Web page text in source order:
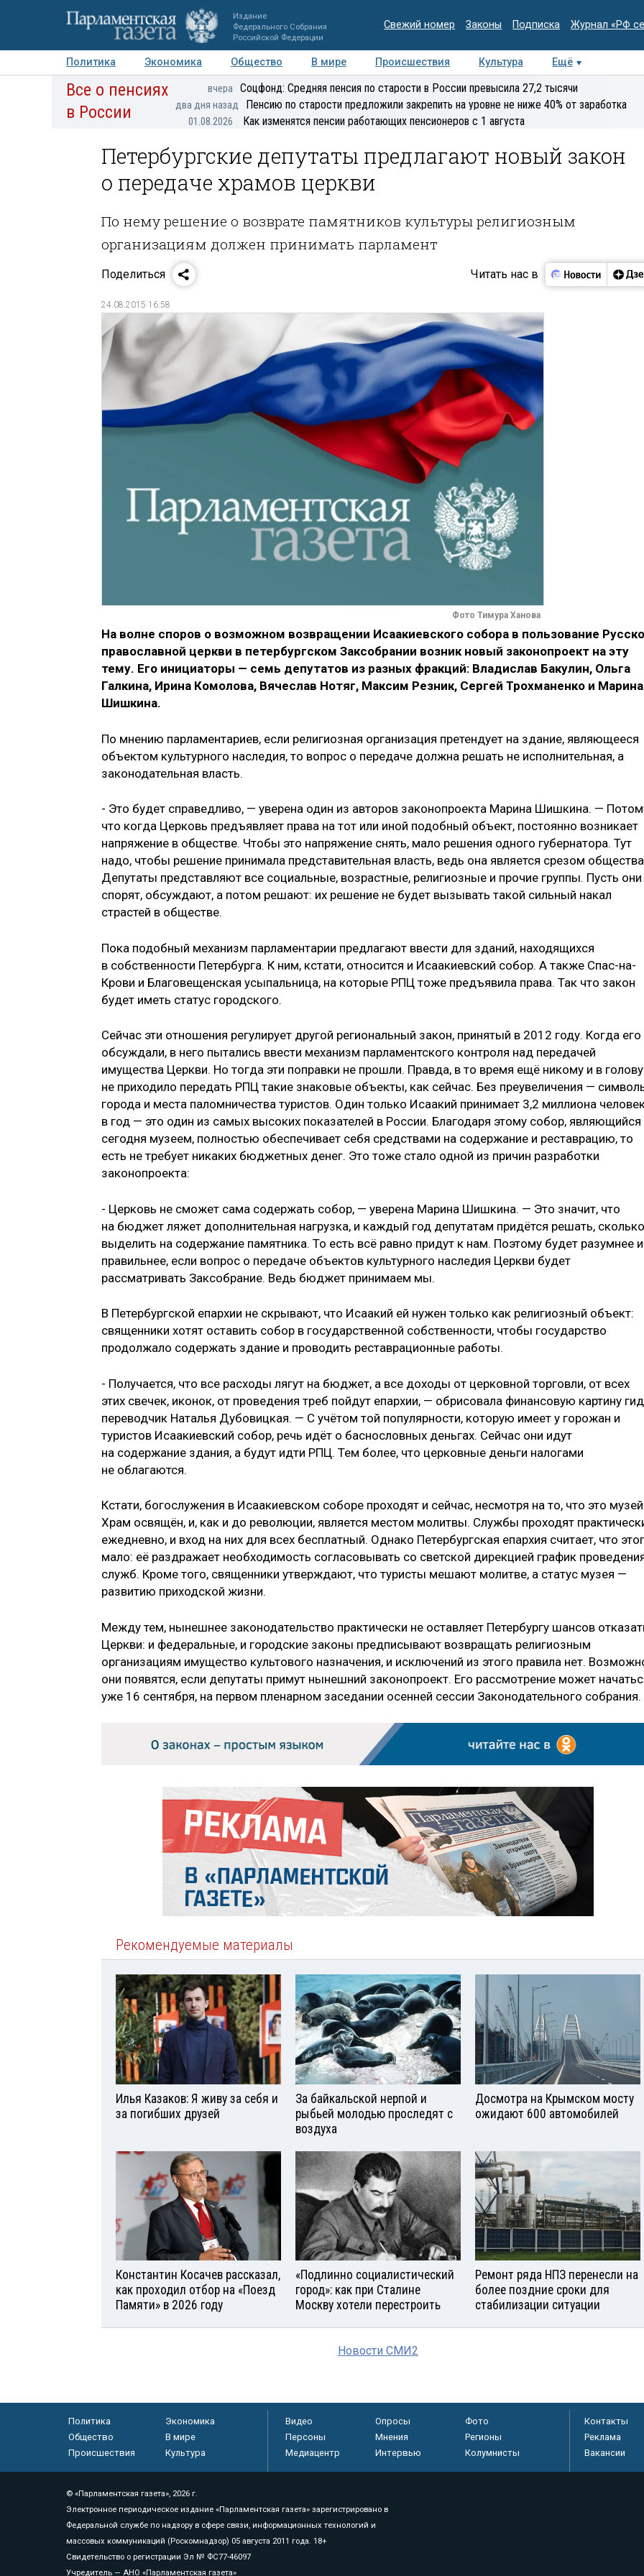
Издание
Федерального Собрания
Российской Федерации
Свежий номер Законы Подписка Журнал «РФ
Политика Экономика Общество В мире Происшествия Культура Ещё
Авторы Персоны Мнения Регионы Медиацентр Интервью Колумнисты
Все о пенсиях
в России
вчера Соцфонд: Средняя пенсия по старости в России превысила 27,2 тысячи
два дня назад Пенсию по старости предложили закрепить на уровне не ниже 40% от заработка
01.08.2026 Как изменятся пенсии работающих пенсионеров с 1 августа
Петербургские депутаты предлагают новый закон
о передаче храмов церкви
По нему решение о возврате памятников культуры религиозным
организациям должен принимать парламент
Поделиться Читать нас в
24.08.2015 16:58
Фото Тимура Ханова
На волне споров о возможном возвращении Исаакиевского собора в пользование
православной церкви в петербургском Заксобрании возник новый законопроект на эту
тему. Его инициаторы — семь депутатов из разных фракций: Владислав Бакулин, Ольга
Галкина, Ирина Комолова, Вячеслав Нотяг, Максим Резник, Сергей Трохманенко и Марина
Шишкина.
По мнению парламентариев, если религиозная организация претендует на здание, являющееся
объектом культурного наследия, то вопрос о передаче должна решать не исполнительная, а
законодательная власть.
- Это будет справедливо, — уверена один из авторов законопроекта Марина Шишкина. —
что когда Церковь предъявляет права на тот или иной подобный объект, постоянно возникает
напряжение в обществе. Чтобы это напряжение снять, мало решения одного губернатора. Тут
надо, чтобы решение принимала представительная власть, ведь она является срезом
Депутаты представляют все социальные, возрастные, религиозные и прочие группы. Пусть они
спорят, обсуждают, а потом решают: их решение не будет вызывать такой сильный накал
страстей в обществе.
Пока подобный механизм парламентарии предлагают ввести для зданий, находящихся
в собственности Петербурга. К ним, кстати, относится и Исаакиевский собор. А также Спас-на-
Крови и Благовещенская усыпальница, на которые РПЦ тоже предъявила права. Так что закон
будет иметь статус городского.
Сейчас эти отношения регулирует другой региональный закон, принятый в 2012 году. Когда его
обсуждали, в него пытались ввести механизм парламентского контроля над передачей
имущества Церкви. Но тогда эти поправки не прошли. Правда, в то время ещё никому и в голову
не приходило передать РПЦ такие знаковые объекты, как сейчас. Без преувеличения —
города и места паломничества туристов. Один только Исаакий принимает 3,2 миллиона
в год — это один из самых высоких показателей в России. Благодаря этому собор, являющийся
сегодня музеем, полностью обеспечивает себя средствами на содержание и реставрацию, то
есть не требует никаких бюджетных денег. Это тоже стало одной из причин разработки
законопроекта:
- Церковь не сможет сама содержать собор, — уверена Марина Шишкина. — Это значит, что
на бюджет ляжет дополнительная нагрузка, и каждый год депутатам придётся решать, сколько
выделить на содержание памятника. То есть всё равно придут к нам. Поэтому будет разумнее и
правильнее, если вопрос о передаче объектов культурного наследия Церкви будет
рассматривать Заксобрание. Ведь бюджет принимаем мы.
В Петербургской епархии не скрывают, что Исаакий ей нужен только как религиозный объект:
священники хотят оставить собор в государственной собственности, чтобы государство
продолжало содержать здание и проводить реставрационные работы.
- Получается, что все расходы лягут на бюджет, а все доходы от церковной торговли, от всех
этих свечек, иконок, от проведения треб пойдут епархии, — обрисовала финансовую картину
переводчик Наталья Дубовицкая. — С учётом той популярности, которую имеет у горожан и
туристов Исаакиевский собор, речь идёт о баснословных деньгах. Сейчас они идут
на содержание здания, а будут идти РПЦ. Тем более, что церковные деньги налогами
не облагаются.
Кстати, богослужения в Исаакиевском соборе проходят и сейчас, несмотря на то, что это
Храм освящён, и, как и до революции, является местом молитвы. Службы проходят
ежедневно, и вход на них для всех бесплатный. Однако Петербургская епархия считает, что
мало: её раздражает необходимость согласовывать со светской дирекцией график
служб. Кроме того, священники утверждают, что туристы мешают молитве, а статус музея —
развитию приходской жизни.
Между тем, нынешнее законодательство практически не оставляет Петербургу шансов
Церкви: и федеральные, и городские законы предписывают возвращать религиозным
организациям имущество культового назначения, и исключений из этого правила нет.
они появятся, если депутаты примут нынешний законопроект. Его рассмотрение может
уже 16 сентября, на первом пленарном заседании осенней сессии Законодательного собрания.
Рекомендуемые материалы
Илья Казаков: Я живу за себя и
за погибших друзей
За байкальской нерпой и
рыбьей молодью проследят с
воздуха
Досмотра на Крымском мосту
ожидают 600 автомобилей
Константин Косачев рассказал,
как проходил отбор на «Поезд
Памяти» в 2026 году
«Подлинно социалистический
город»: как при Сталине
Москву хотели перестроить
Ремонт ряда НПЗ перенесли на
более поздние сроки для
стабилизации ситуации
Новости СМИ2
Политика
Экономика
Общество
В мире
Происшествия
Культура
Видео Опросы
Фото
Персоны
Мнения
Регионы
Медиацентр
Интервью Колумнисты
Контакты
Реклама
Вакансии
© «Парламентская газета», 2026 г.
Электронное периодическое издание «Парламентская газета» зарегистрировано в
Федеральной службе по надзору в сфере связи, информационных технологий и
массовых коммуникаций (Роскомнадзор) 05 августа 2011 года. 18+
Свидетельство о регистрации Эл № ФС77-46097
Учредитель — АНО «Парламентская газета»